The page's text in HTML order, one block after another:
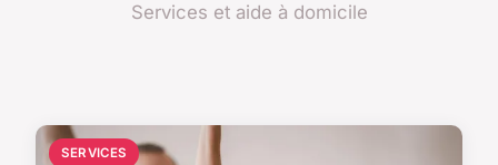
Services et aide à domicile
SERVICES